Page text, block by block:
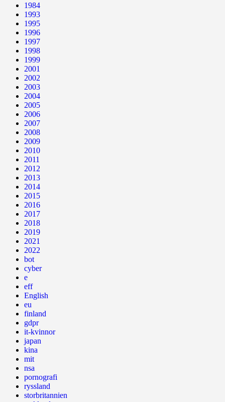
1984
1993
1995
1996
1997
1998
1999
2001
2002
2003
2004
2005
2006
2007
2008
2009
2010
2011
2012
2013
2014
2015
2016
2017
2018
2019
2021
2022
bot
cyber
e
eff
English
eu
finland
gdpr
it-kvinnor
japan
kina
mit
nsa
pornografi
ryssland
storbritannien